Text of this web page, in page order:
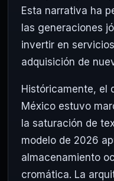
Esta narrativa ha
las generaciones
invertir en
adquisición de
Históricamente, el
México estuvo
la saturación de
modelo de 2026
almacenamiento
cromática. La